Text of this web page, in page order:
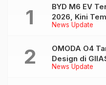
News Update
BYD M6 EV
2026, Kini
News Update
OMODA O4
Design di